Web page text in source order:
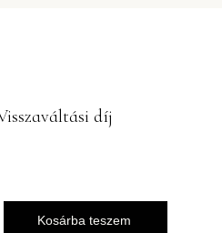
díj
Kosárba teszem